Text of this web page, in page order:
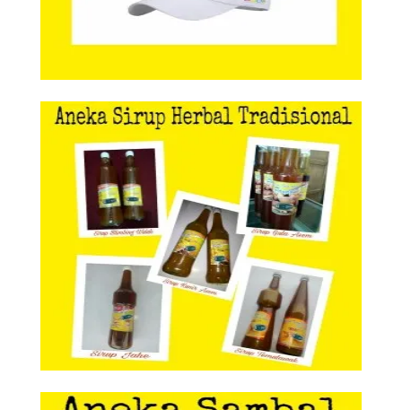
Aneka Sirup Herbal Tradisional
Aneka Sirup Herbal
Tradisional